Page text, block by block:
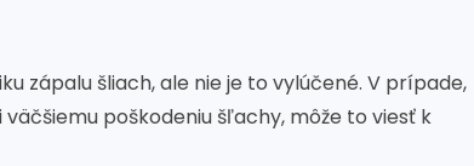
zápalu šliach, ale nie je to vylúčené. V prípade,
poškodeniu šľachy, môže to viesť k